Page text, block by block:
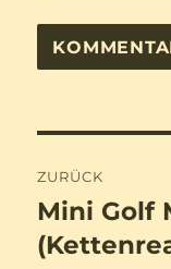
ZURÜCK
Vorheriger
Beitrag:
Mini Golf